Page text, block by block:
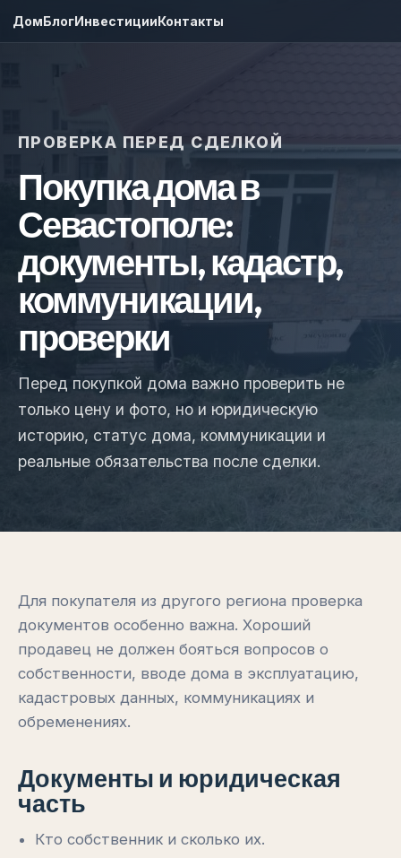
ДомБлогИнвестицииКонтакты
ПРОВЕРКА ПЕРЕД СДЕЛКОЙ
Покупка дома в
Севастополе:
документы, кадастр,
коммуникации,
проверки
Перед покупкой дома важно проверить не
только цену и фото, но и юридическую
историю, статус дома, коммуникации и
реальные обязательства после сделки.
Для покупателя из другого региона проверка
документов особенно важна. Хороший
продавец не должен бояться вопросов о
собственности, вводе дома в эксплуатацию,
кадастровых данных, коммуникациях и
обременениях.
Документы и юридическая
часть
Кто собственник и сколько их.